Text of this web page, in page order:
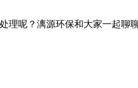
呢？漓源环保和大家一起聊